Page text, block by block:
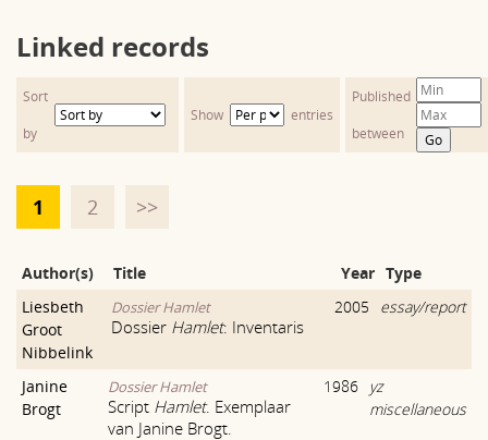
Linked records
Sort
by
Show entries
Published
between
1 2 >>
Author(s) Title Year Type
Liesbeth
Groot
Nibbelink
Dossier Hamlet
Dossier Hamlet: Inventaris
2005 essay/report
Janine
Brogt
Dossier Hamlet
Script Hamlet. Exemplaar
van Janine Brogt.
1986
yz
miscellaneous